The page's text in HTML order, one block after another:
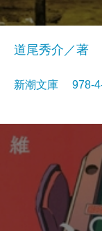
道尾秀介／著
新潮文庫 978-